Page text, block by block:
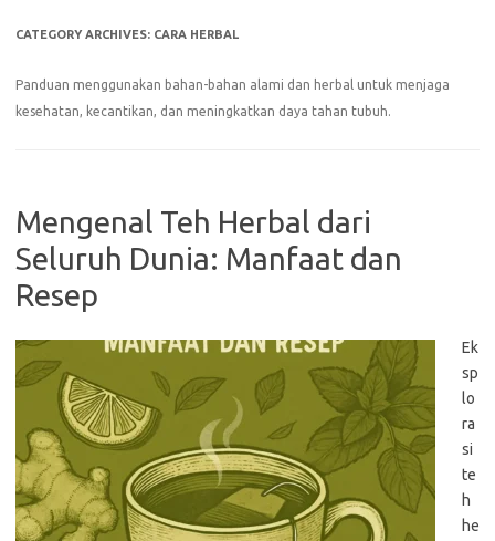
CATEGORY ARCHIVES: CARA HERBAL
Panduan menggunakan bahan-bahan alami dan herbal untuk menjaga
kesehatan, kecantikan, dan meningkatkan daya tahan tubuh.
Mengenal Teh Herbal dari
Seluruh Dunia: Manfaat dan
Resep
Ek
sp
lo
ra
si
te
h
he